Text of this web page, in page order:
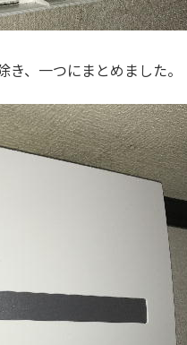
、一つにまとめました。